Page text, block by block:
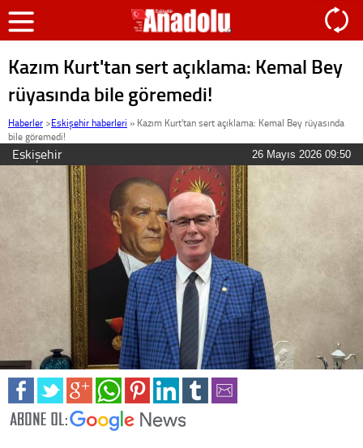
Kazım Kurt'tan sert açıklama: Kemal Bey
rüyasında bile göremedi!
Haberler >Eskişehir haberleri » Kazım Kurt'tan sert açıklama: Kemal Bey rüyasında
bile göremedi!
Eskişehir 26 Mayıs 2026 09:50